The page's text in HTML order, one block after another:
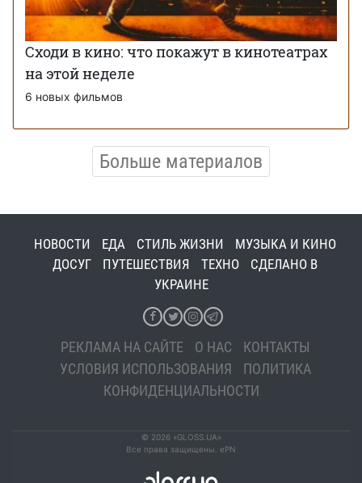
Сходи в кино: что покажут в кинотеатрах
на этой неделе
6 новых фильмов
Больше материалов
НОВОСТИ ЕДА СТИЛЬ ЖИЗНИ
МУЗЫКА И КИНО
ДОСУГ
ПУТЕШЕСТВИЯ ТЕХНО
СДЕЛАНО В
УКРАИНЕ
РЕКЛАМА НА САЙТЕ О НАС
КОНТАКТЫ
УСЛОВИЯ ИСПОЛЬЗОВАНИЯ
ПОЛИТИКА
КОНФИДЕНЦИАЛЬНОСТИ
© 2026 «GLOSS.UA»
Все права защищены. ePN